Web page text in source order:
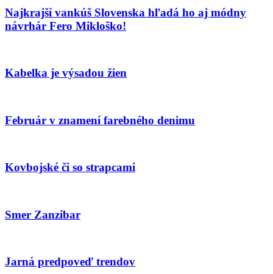
Najkrajší vankúš Slovenska hľadá ho aj módny
návrhár Fero Mikloško!
Kabelka je výsadou žien
Február v znamení farebného denimu
Kovbojské či so strapcami
Smer Zanzibar
Jarná predpoveď trendov